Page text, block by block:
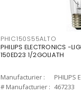
PHIC150S55ALTO
PHILIPS ELECTRONICS -
150ED23 1/2GOLIATH
Manufacturier :
PHILIPS
# Manufacturier : 467233